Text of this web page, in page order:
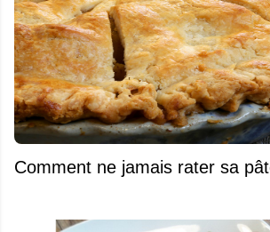
Comment ne jamais rater sa